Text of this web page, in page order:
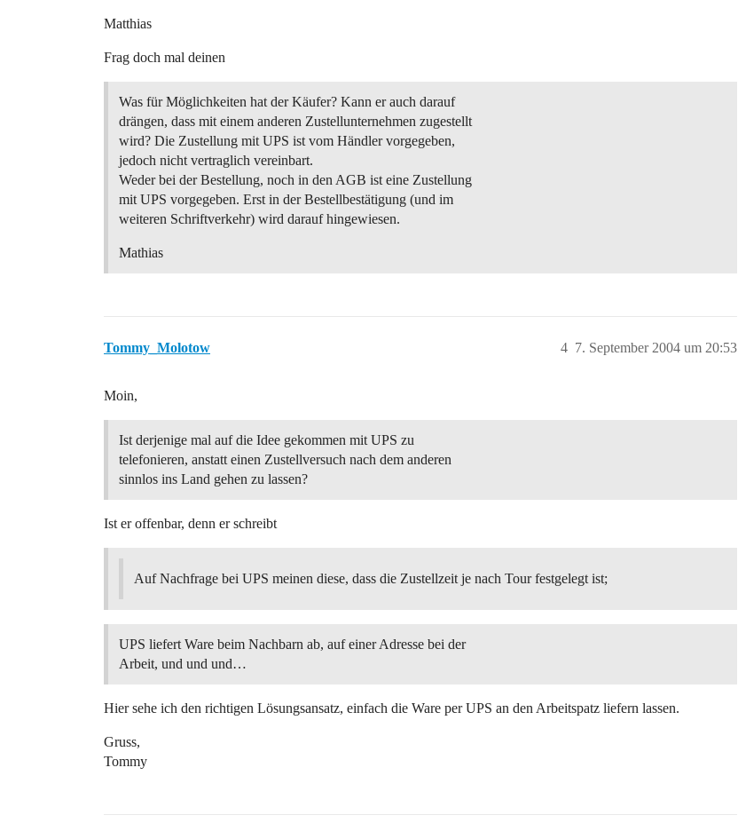
Matthias
Frag doch mal deinen
Was für Möglichkeiten hat der Käufer? Kann er auch darauf
drängen, dass mit einem anderen Zustellunternehmen zugestellt
wird? Die Zustellung mit UPS ist vom Händler vorgegeben,
jedoch nicht vertraglich vereinbart.
Weder bei der Bestellung, noch in den AGB ist eine Zustellung
mit UPS vorgegeben. Erst in der Bestellbestätigung (und im
weiteren Schriftverkehr) wird darauf hingewiesen.
Mathias
Tommy_Molotow 7. September 2004 um 20:53
4
Moin,
Ist derjenige mal auf die Idee gekommen mit UPS zu
telefonieren, anstatt einen Zustellversuch nach dem anderen
sinnlos ins Land gehen zu lassen?
Ist er offenbar, denn er schreibt
Auf Nachfrage bei UPS meinen diese, dass die Zustellzeit je nach Tour festgelegt ist;
UPS liefert Ware beim Nachbarn ab, auf einer Adresse bei der
Arbeit, und und und…
Hier sehe ich den richtigen Lösungsansatz, einfach die Ware per UPS an den Arbeitspatz liefern lassen.
Gruss,
Tommy